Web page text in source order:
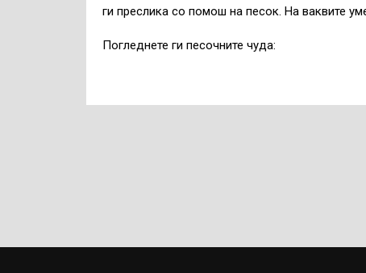
ги преслика со помош на песок. На ваквите
Погледнете ги песочните чуда: